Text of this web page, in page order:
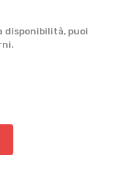
disponibilità, puoi